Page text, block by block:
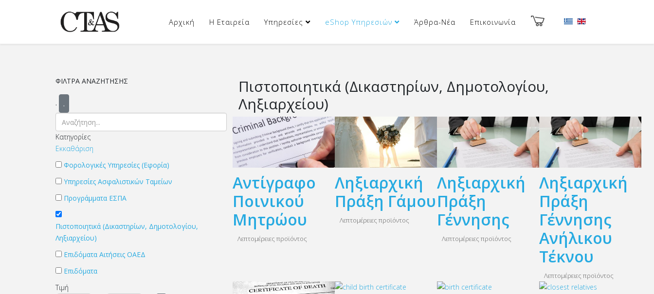
Αρχική Η Εταιρεία Υπηρεσίες eShop Υπηρεσιών Άρθρα-Νέα Επικοινωνία
ΦΊΛΤΡΑ ΑΝΑΖΉΤΗΣΗΣ
. .
Κατηγορίες
Εκκαθάριση
Φορολογικές Υπηρεσίες (Εφορία)
Υπηρεσίες Ασφαλιστικών Ταμείων
Προγράμματα ΕΣΠΑ
Πιστοποιητικά (Δικαστηρίων, Δημοτολογίου,
Ληξιαρχείου)
Επιδόματα Αιτήσεις ΟΑΕΔ
Επιδόματα
Τιμή
Πιστοποιητικά (Δικαστηρίων, Δημοτολογίου,
Ληξιαρχείου)
Αντίγραφο
Ποινικού
Μητρώου
Λεπτομέρειες προϊόντος
Ληξιαρχική
Πράξη Γάμου
Λεπτομέρειες προϊόντος
Ληξιαρχική
Πράξη
Γέννησης
Λεπτομέρειες προϊόντος
Ληξιαρχική
Πράξη
Γέννησης
Ανήλικου
Τέκνου
Λεπτομέρειες προϊόντος